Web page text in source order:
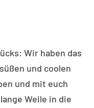
Wir haben das
und coolen
und mit euch
Weile in die